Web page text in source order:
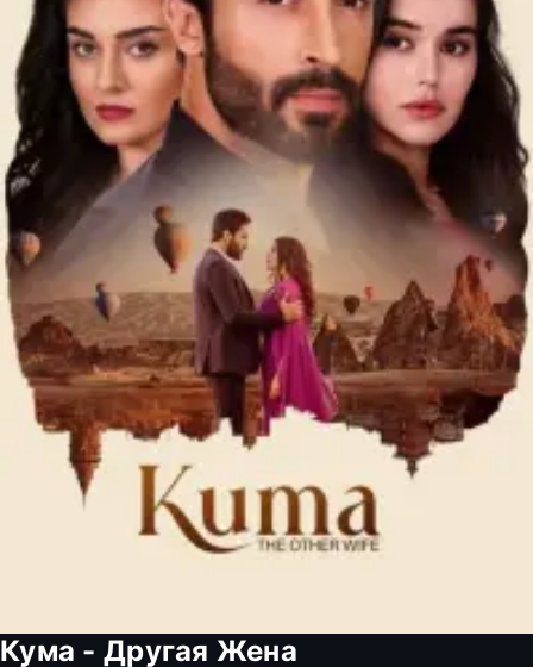
Кума - Другая Жена